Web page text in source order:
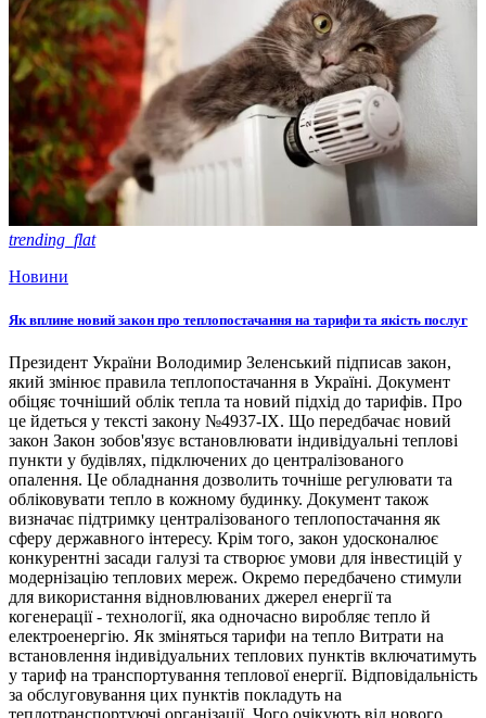
trending_flat
Новини
Як вплине новий закон про теплопостачання на тарифи та якість послуг
Президент України Володимир Зеленський підписав закон,
який змінює правила теплопостачання в Україні. Документ
обіцяє точніший облік тепла та новий підхід до тарифів. Про
це йдеться у тексті закону №4937-ІХ. Що передбачає новий
закон Закон зобов'язує встановлювати індивідуальні теплові
пункти у будівлях, підключених до централізованого
опалення. Це обладнання дозволить точніше регулювати та
обліковувати тепло в кожному будинку. Документ також
визначає підтримку централізованого теплопостачання як
сферу державного інтересу. Крім того, закон удосконалює
конкурентні засади галузі та створює умови для інвестицій у
модернізацію теплових мереж. Окремо передбачено стимули
для використання відновлюваних джерел енергії та
когенерації - технології, яка одночасно виробляє тепло й
електроенергію. Як зміняться тарифи на тепло Витрати на
встановлення індивідуальних теплових пунктів включатимуть
у тариф на транспортування теплової енергії. Відповідальність
за обслуговування цих пунктів покладуть на
теплотранспортуючі організації. Чого очікують від нового